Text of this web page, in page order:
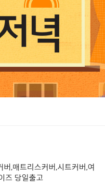
,매트리스커버,시트커버,여
즈 당일출고